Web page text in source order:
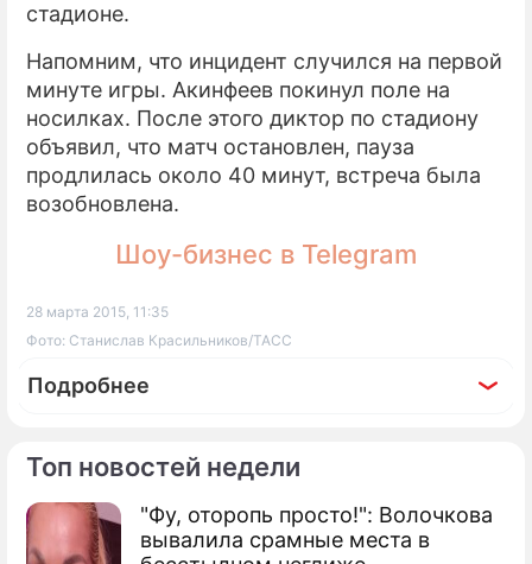
Топ новостей недели
"Фу, оторопь просто!": Волочкова
вывалила срамные места в
стадионе.
Напомним, что инцидент случился на первой
минуте игры. Акинфеев покинул поле на
носилках. После этого диктор по стадиону
объявил, что матч остановлен, пауза
продлилась около 40 минут, встреча была
возобновлена.
Шоу-бизнес в Telegram
28 марта 2015, 11:35
Фото: Станислав Красильников/ТАСС
Подробнее
По теме